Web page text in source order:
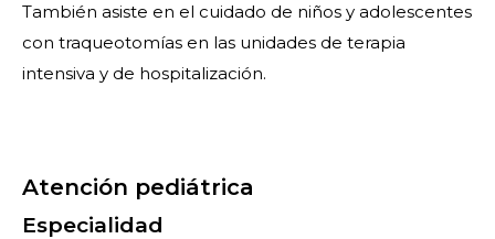
También asiste en el cuidado de niños y adolescentes
con traqueotomías en las unidades de terapia
intensiva y de hospitalización.
Atención pediátrica
Especialidad